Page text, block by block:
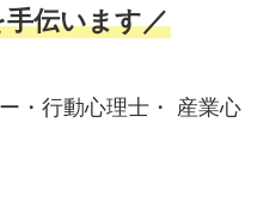
伝います／
・行動心理士・ 産業心